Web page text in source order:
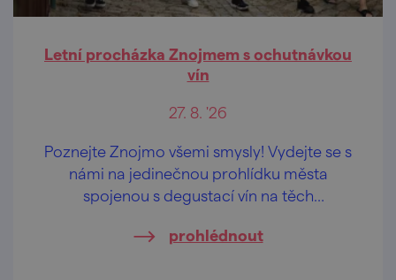
Letní procházka Znojmem s ochutnávkou
vín
27. 8. '26
Poznejte Znojmo všemi smysly! Vydejte se s
námi na jedinečnou prohlídku města
spojenou s degustací vín na těch
prohlédnout